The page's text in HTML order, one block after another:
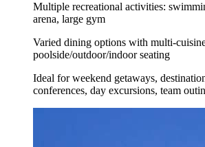
Multiple recreational activities:
arena, large gym
Varied dining options with multi-
poolside/outdoor/indoor seating
Ideal for weekend getaways,
conferences, day excursions, team